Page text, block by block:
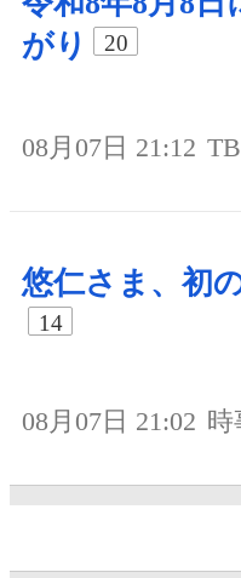
がり
20
08月07日 21:12
悠仁さま、初
14
08月07日 21:02 時